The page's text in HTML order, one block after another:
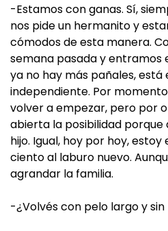
-Estamos con ganas. Sí,
nos pide un hermanito y
cómodos de esta manera.
semana pasada y entramos
ya no hay más pañales,
independiente. Por
volver a empezar, pero por
abierta la posibilidad porque
hijo. Igual, hoy por hoy,
ciento al laburo nuevo.
agrandar la familia.
-¿Volvés con pelo largo y